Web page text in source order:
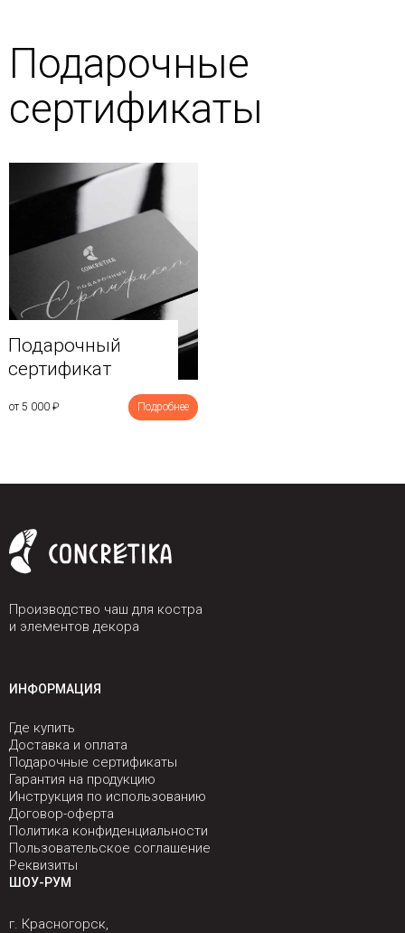
Подарочные
сертификаты
Подарочный
сертификат
от 5 000 ₽ Подробнее
Производство чаш для костра
и элементов декора
ИНФОРМАЦИЯ
Где купить
Доставка и оплата
Подарочные сертификаты
Гарантия на продукцию
Инструкция по использованию
Договор-оферта
Политика конфиденциальности
Пользовательское соглашение
Реквизиты
ШОУ-РУМ
г. Красногорск,